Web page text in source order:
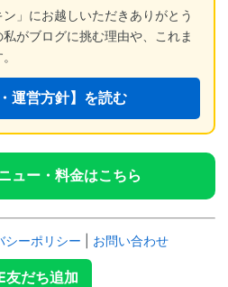
」にお越しいただきありがとう
がブログに挑む理由や、これま
運営方針】を読む
ュー・料金はこちら
シーポリシー お問い合わせ
友だち追加